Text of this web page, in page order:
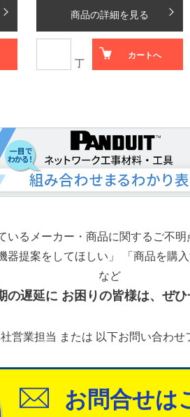
商品の詳細を見る
丁
カートへ
いるメーカー・商品に関するご不明
器提案をしてほしい」
「商品を購
など
の遅延に お困りの皆様は、ぜ
営業担当 または 以下お問い合わせ
お問合せは